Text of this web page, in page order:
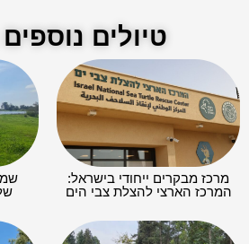
טיולים
מרכז מבקרים ייחודי בישראל:
המרכז הארצי להצלת צבי הים